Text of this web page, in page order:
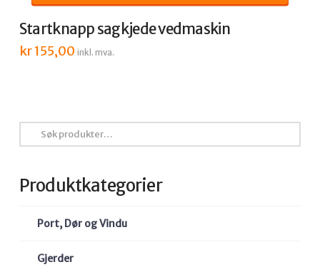
Startknapp sagkjede vedmaskin
kr155,00 inkl. mva.
etter:
Produktkategorier
Port, Dør og Vindu
Gjerder